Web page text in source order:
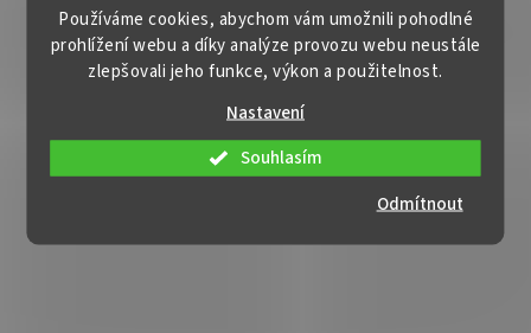
Používáme cookies, abychom vám umožnili pohodlné
prohlížení webu a díky analýze provozu webu neustále
zlepšovali jeho funkce, výkon a použitelnost.
Nastavení
Odmítnout
Souhlasím